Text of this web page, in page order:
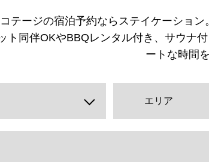
テージの宿泊予約ならステイケーショ
ト同伴OKやBBQレンタル付き、サウナ
ートな時間
エリア